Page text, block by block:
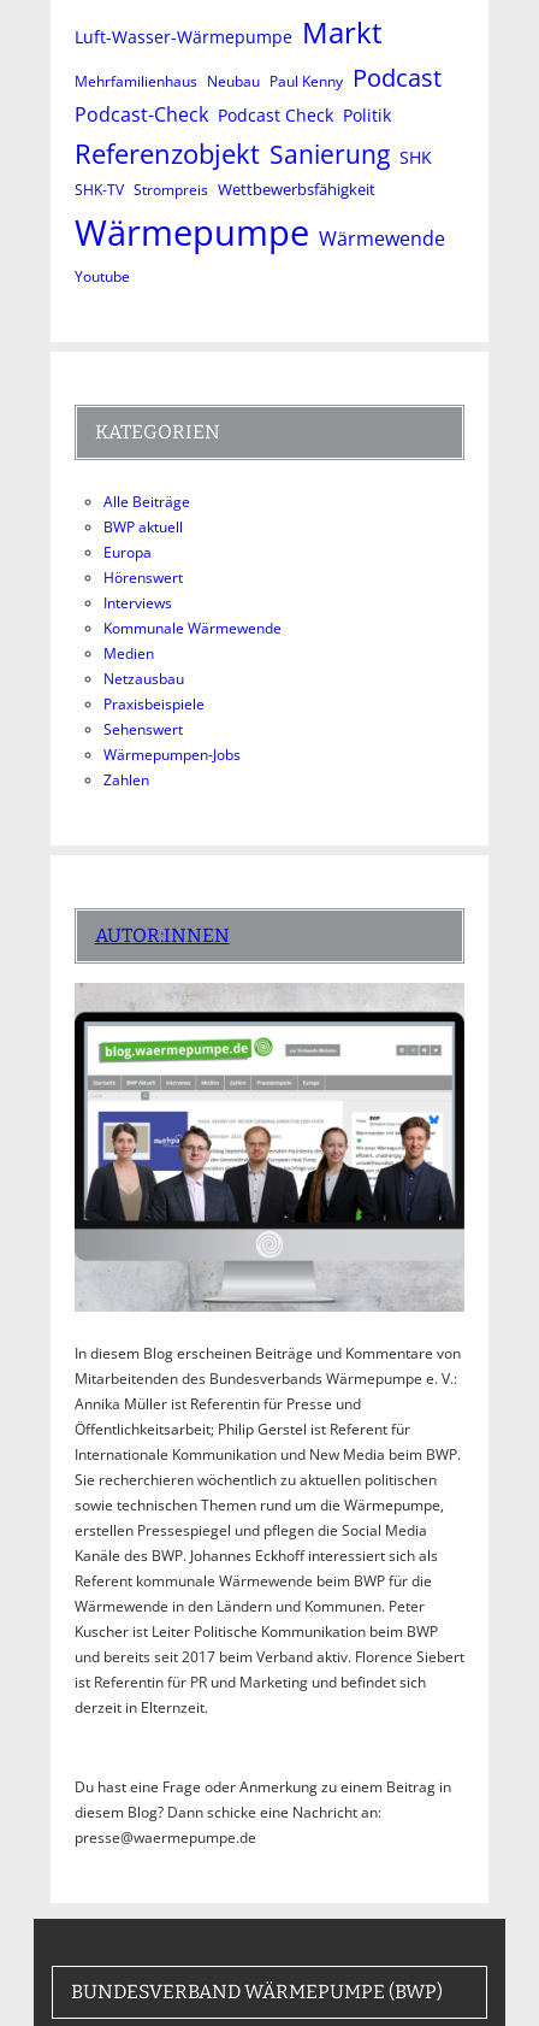
Luft-Wasser-Wärmepumpe Markt
Mehrfamilienhaus Neubau Paul Kenny Podcast
Podcast-Check Podcast Check Politik
Referenzobjekt Sanierung SHK
SHK-TV Strompreis Wettbewerbsfähigkeit
Wärmepumpe Wärmewende
Youtube
KATEGORIEN
Alle Beiträge
BWP aktuell
Europa
Hörenswert
Interviews
Kommunale Wärmewende
Medien
Netzausbau
Praxisbeispiele
Sehenswert
Wärmepumpen-Jobs
Zahlen
AUTOR:INNEN
In diesem Blog erscheinen Beiträge und Kommentare von
Mitarbeitenden des Bundesverbands Wärmepumpe e. V.:
Annika Müller ist Referentin für Presse und
Öffentlichkeitsarbeit; Philip Gerstel ist Referent für
Internationale Kommunikation und New Media beim BWP.
Sie recherchieren wöchentlich zu aktuellen politischen
sowie technischen Themen rund um die Wärmepumpe,
erstellen Pressespiegel und pflegen die Social Media
Kanäle des BWP. Johannes Eckhoff interessiert sich als
Referent kommunale Wärmewende beim BWP für die
Wärmewende in den Ländern und Kommunen. Peter
Kuscher ist Leiter Politische Kommunikation beim BWP
und bereits seit 2017 beim Verband aktiv. Florence Siebert
ist Referentin für PR und Marketing und befindet sich
derzeit in Elternzeit.
Du hast eine Frage oder Anmerkung zu einem Beitrag in
diesem Blog? Dann schicke eine Nachricht an:
presse@waermepumpe.de
BUNDESVERBAND WÄRMEPUMPE (BWP)